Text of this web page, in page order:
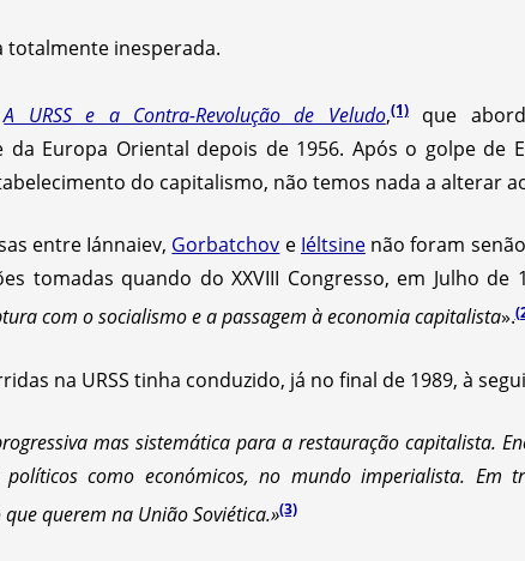
totalmente inesperada.
A URSS e a Contra-Revolução de Veludo,(1)que
da Europa Oriental depois de 1956. Após o golpe de
do capitalismo, não temos nada a alterar
entre Iánnaiev, Gorbatchov e Iéltsinenão foram
tomadas quando do XXVIII Congresso, em Julho de
com o socialismo e a passagem à economia capitalista».
na URSS tinha conduzido, já no final de 1989, à
mas sistemática para a restauração capitalista.
como económicos, no mundo imperialista. Em
querem na União Soviética.»(3)